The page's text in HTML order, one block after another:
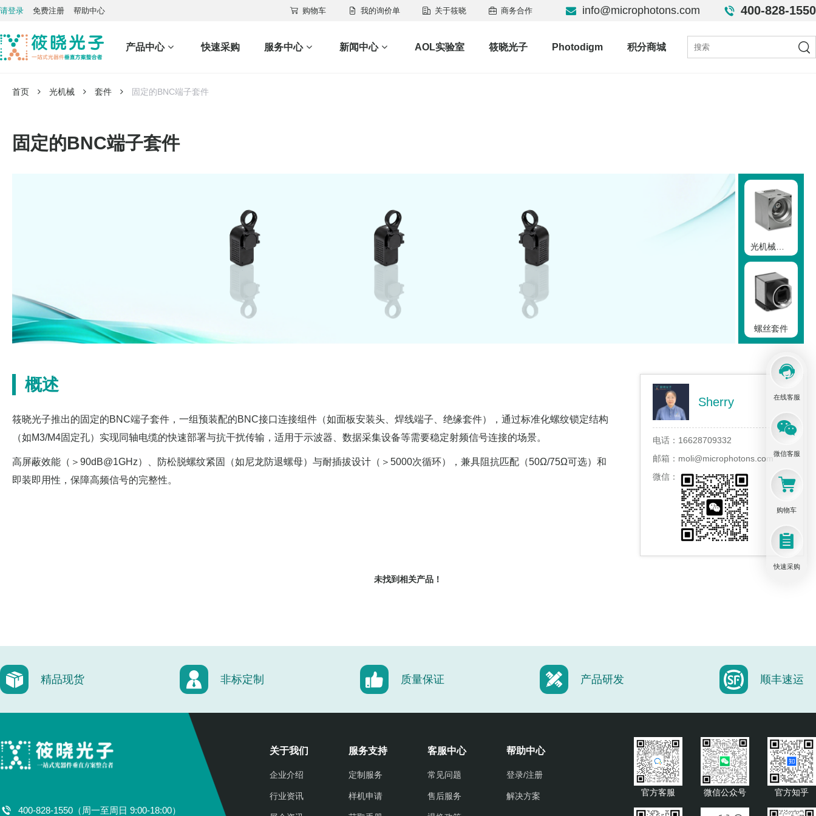
请登录 免费注册 帮助中心 购物车 我的询价单 关于筱晓 商务合作 info@microphotons.com 400-828-1550
产品中心 快速采购 服务中心 新闻中心 AOL实验室 筱晓光子 Photodigm 积分商城
在线客服
微信客服
购物车
快速采购
首页 光机械 套件 固定的BNC端子套件
固定的BNC端子套件
光机械套件
螺丝套件
光学套装
可定制的光遗传学套件
概述
筱晓光子推出的固定的BNC端子套件，一组预装配的BNC接口连接组件（如面板安装头、焊线端子、绝缘套件），通过标准化螺纹锁定结构
（如M3/M4固定孔）实现同轴电缆的快速部署与抗干扰传输，适用于示波器、数据采集设备等需要稳定射频信号连接的场景。
高屏蔽效能（＞90dB@1GHz）、防松脱螺纹紧固（如尼龙防退螺母）与耐插拔设计（＞5000次循环），兼具阻抗匹配（50Ω/75Ω可选）和
即装即用性，保障高频信号的完整性。
Sherry
电话： 16628709332
邮箱： moli@microphotons.com
微信：
未找到相关产品！
精品现货 非标定制 质量保证 产品研发 顺丰速运
400-828-1550（周一至周日 9:00-18:00）
关于我们
企业介绍
行业资讯
服务支持
定制服务
样机申请
客服中心
常见问题
售后服务
帮助中心
登录/注册
解决方案 官方客服 微信公众号 官方知乎